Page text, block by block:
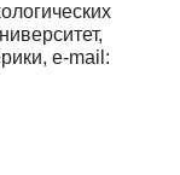
e-mail: